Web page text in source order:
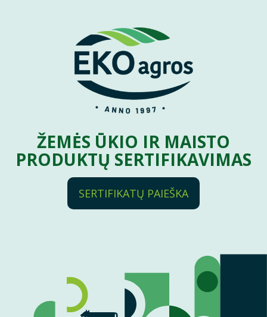
ŽEMĖS ŪKIO IR MAISTO
PRODUKTŲ SERTIFIKAVIMAS
SERTIFIKATŲ PAIEŠKA